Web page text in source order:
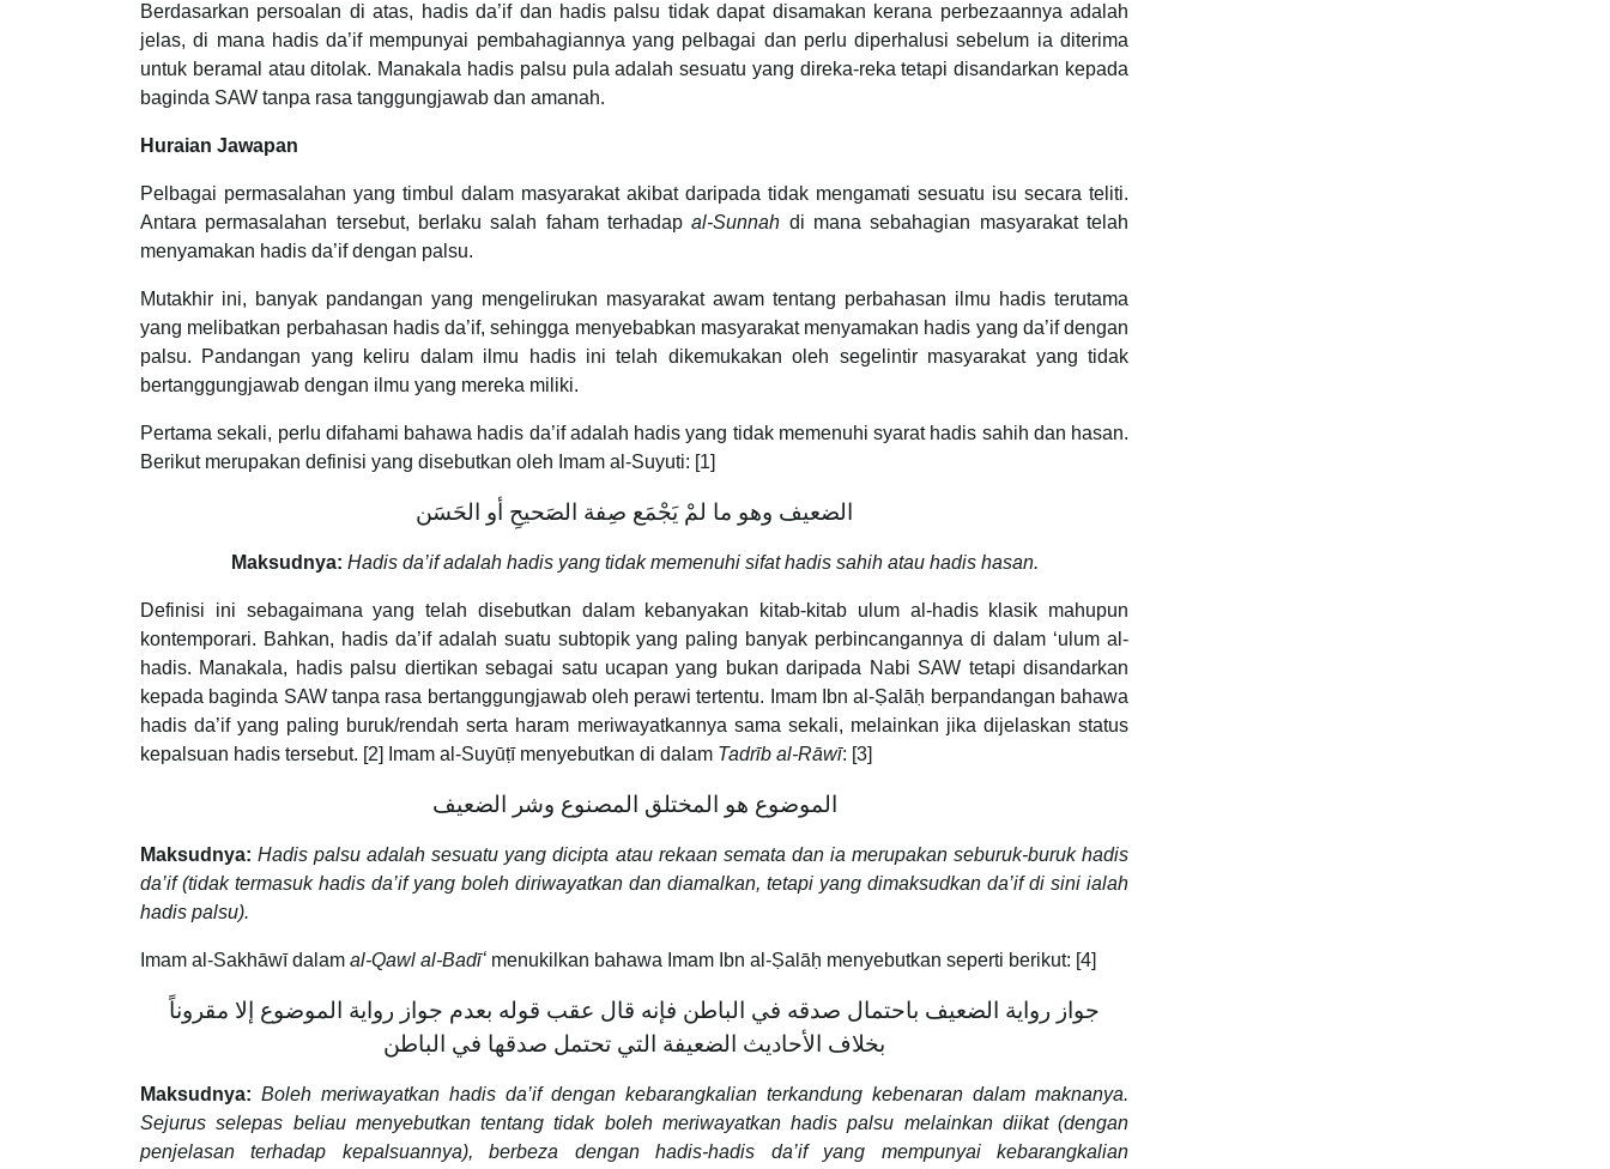
Berdasarkan persoalan di atas, hadis da’if dan hadis palsu tidak dapat disamakan kerana perbezaannya adalah
jelas, di mana hadis da’if mempunyai pembahagiannya yang pelbagai dan perlu diperhalusi sebelum ia diterima
untuk beramal atau ditolak. Manakala hadis palsu pula adalah sesuatu yang direka-reka tetapi disandarkan kepada
baginda SAW tanpa rasa tanggungjawab dan amanah.
Huraian Jawapan
Pelbagai permasalahan yang timbul dalam masyarakat akibat daripada tidak mengamati sesuatu isu secara teliti.
Antara permasalahan tersebut, berlaku salah faham terhadapal-Sunnah di mana sebahagian masyarakat telah
menyamakan hadis da’if dengan palsu.
Mutakhir ini, banyak pandangan yang mengelirukan masyarakat awam tentang perbahasan ilmu hadis terutama
yang melibatkan perbahasan hadis da’if, sehingga menyebabkan masyarakat menyamakan hadis yang da’if dengan
palsu. Pandangan yang keliru dalam ilmu hadis ini telah dikemukakan oleh segelintir masyarakat yang tidak
bertanggungjawab dengan ilmu yang mereka miliki.
Pertama sekali, perlu difahami bahawa hadis da’if adalah hadis yang tidak memenuhi syarat hadis sahih dan hasan.
Berikut merupakan definisi yang disebutkan oleh Imam al-Suyuti: [1]
الضعيف وهو ما لمْ يَجْمَع صِفة الصَحيحِ أو الحَسَن
Maksudnya: Hadis da’if adalah hadis yang tidak memenuhi sifat hadis sahih atau hadis hasan.
Definisi ini sebagaimana yang telah disebutkan dalam kebanyakan kitab-kitab ulum al-hadis klasik mahupun
kontemporari. Bahkan, hadis da’if adalah suatu subtopik yang paling banyak perbincangannya di dalam ʻulum al-
hadis. Manakala, hadis palsu diertikan sebagai satu ucapan yang bukan daripada Nabi SAW tetapi disandarkan
kepada baginda SAW tanpa rasa bertanggungjawab oleh perawi tertentu. Imam Ibn al-Ṣalāḥ berpandangan bahawa
hadis da’if yang paling buruk/rendah serta haram meriwayatkannya sama sekali, melainkan jika dijelaskan status
kepalsuan hadis tersebut. [2] Imam al-Suyūṭī menyebutkan di dalam Tadrīb al-Rāwī: [3]
الموضوع هو المختلق المصنوع وشر الضعيف
Maksudnya:Hadis palsu adalah sesuatu yang dicipta atau rekaan semata dan ia merupakan seburuk-buruk hadis
da’if (tidak termasuk hadis da’if yang boleh diriwayatkan dan diamalkan, tetapi yang dimaksudkan da’if di sini ialah
hadis palsu).
Imam al-Sakhāwī dalam al-Qawl al-Badīʻ menukilkan bahawa Imam Ibn al-Ṣalāḥ menyebutkan seperti berikut: [4]
جواز رواية الضعيف باحتمال صدقه في الباطن فإنه قال عقب قوله بعدم جواز رواية الموضوع إلا مقروناً
بخلاف الأحاديث الضعيفة التي تحتمل صدقها في الباطن
Maksudnya: Boleh meriwayatkan hadis da’if dengan kebarangkalian terkandung kebenaran dalam maknanya.
Sejurus selepas beliau menyebutkan tentang tidak boleh meriwayatkan hadis palsu melainkan diikat (dengan
penjelasan terhadap kepalsuannya), berbeza dengan hadis-hadis da’if yang mempunyai kebarangkalian